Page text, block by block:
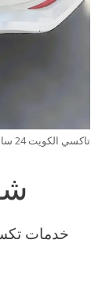
تاكسي الكويت 24 ساعة – شلون أحجز تاكسي الكويت بسهولة
خدمات